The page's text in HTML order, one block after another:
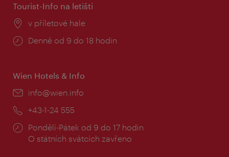
Tourist-Info na letišti
Místo:
v příletové hale
Provozní
Denně od 9 do 18 hodin
Wien Hotels & Info
E-
info@wien.info
Telefon:
+43-1-24 555
Provozní
doba:
Pondělí-Pátek od 9 do 17 hodin
O státních svátcích zavřeno